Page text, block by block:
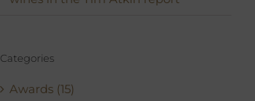
Categories
Awards (15)